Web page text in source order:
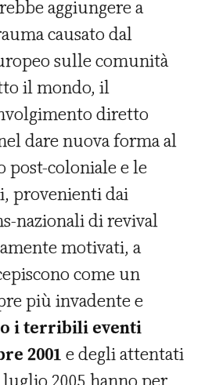
aggiungere a
causato dal
sulle comunità
il mondo, il
diretto
dare nuova forma al
post-coloniale e le
provenienti dai
nazionali di revival
motivati, a
come un
più invadente e
i terribili eventi
2001 e degli attentati